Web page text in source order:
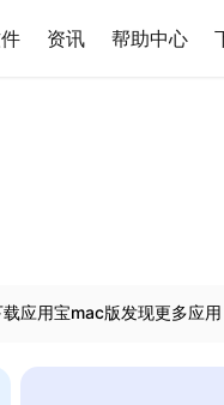
资讯 帮助中心
应用宝mac版发现更多应用